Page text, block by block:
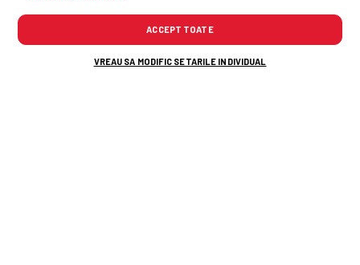
ACCEPT TOATE
VREAU SA MODIFIC SETARILE INDIVIDUAL